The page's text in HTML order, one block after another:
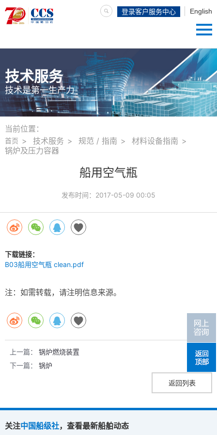
English
登录客户服务中心
技术服务
技术是第一生产力
当前位置：
首页 技术服务 规范 / 指南
材料设备指南
锅炉及压力容器
船用空气瓶
发布时间： 2017-05-09 00:05
下载链接：
B03船用空气瓶 clean.pdf
注：如需转载，请注明信息来源。
上一篇：
锅炉燃烧装置
下一篇：
锅炉
返回列表
关注中国船级社，查看最新船舶动态